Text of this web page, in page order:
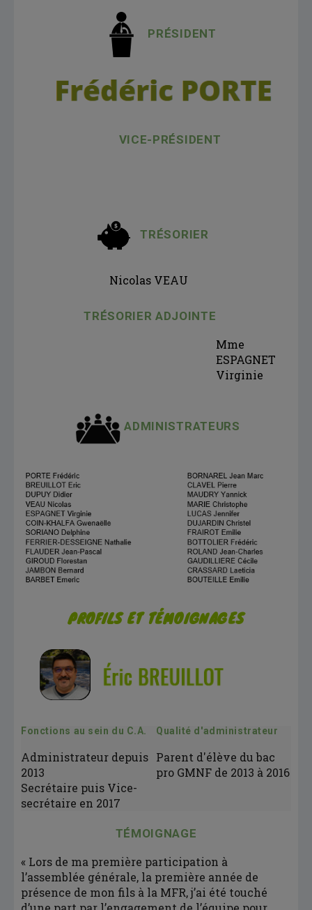
PRÉSIDENT
VICE-PRÉSIDENT
TRÉSORIER
Nicolas VEAU
TRÉSORIER ADJOINTE
Mme
ESPAGNET
Virginie
ADMINISTRATEURS
PROFILS ET TÉMOIGNAGES
Fonctions au sein du C.A.
Administrateur depuis
2013
Secrétaire puis Vice-
secrétaire en 2017
Qualité d'administrateur
Parent d'élève du bac
pro GMNF de 2013 à 2016
TÉMOIGNAGE
« Lors de ma première participation à
l’assemblée générale, la première année de
présence de mon fils à la MFR, j’ai été touché